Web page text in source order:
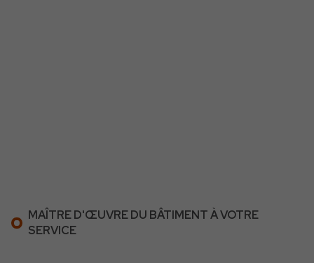
MAÎTRE D'ŒUVRE DU BÂTIMENT À VOTRE
SERVICE